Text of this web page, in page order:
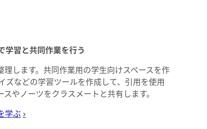
学習と共同作業を行う
します。共同作業用の学生向けスペースを作
ズなどの学習ツールを作成して、引用を使用
やノーツをクラスメートと共有します。
学ぶ ›